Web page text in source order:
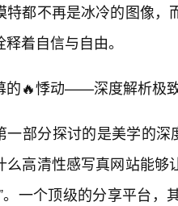
特都不再是冰冷的图像
着自信与自由。
的🔥悸动——深度解析极
一部分探讨的是美学的深
么高清性感写真网站能
。一个顶级的分享平台